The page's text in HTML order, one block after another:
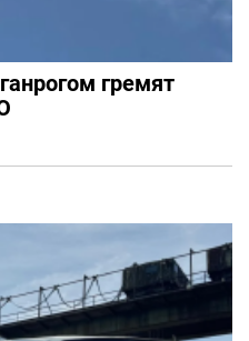
гремят